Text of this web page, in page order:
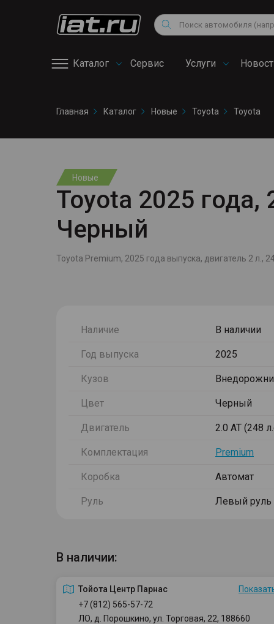
Поиск
Каталог Сервис
сервис
Услуги
Снегоходы
Квадроциклы
Главная Каталог Новые Toyota Toyota
Новые
Toyota 2025 года,
Черный
Toyota Premium, 2025 года выпуска, двигатель 2 л.,
Наличие В наличии
Год выпуска 2025
Кузов
Цвет Черный
Двигатель 2.0 AT (248
Комплектация Premium
Коробка Автомат
Руль Левый руль
В наличии:
Тойота Центр Парнас
+7 (812) 565-57-72
ЛО, д. Порошкино, ул. Торговая, 22, 188660